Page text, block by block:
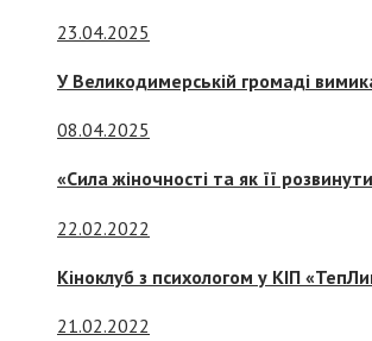
23.04.2025
У Великодимерській громаді
08.04.2025
«Сила жіночності та як її
22.02.2022
Кіноклуб з психологом у КІП
21.02.2022